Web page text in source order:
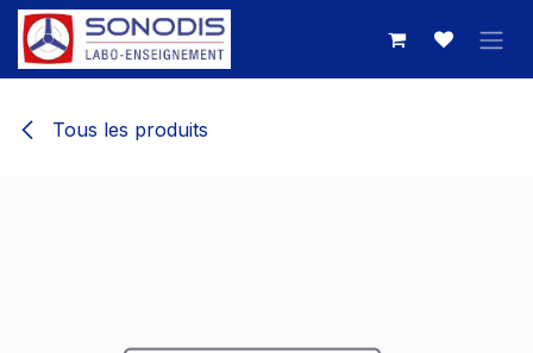
Se rendre au contenu
Tous les produits